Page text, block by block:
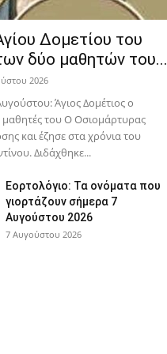
Δομετίου του
δύο μαθητών του...
2026
Άγιος Δομέτιος ο
μαθητές του Ο Oσιομάρτυρας
και έζησε στα χρόνια του
Διδάχθηκε...
Εορτολόγιο: Τα ονόματα που
γιορτάζουν σήμερα 7
Αυγούστου 2026
7 Αυγούστου 2026